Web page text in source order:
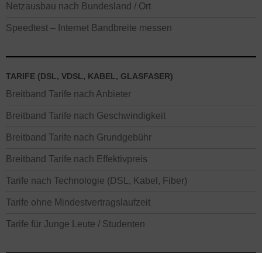
Netzausbau nach Bundesland / Ort
Speedtest – Internet Bandbreite messen
TARIFE (DSL, VDSL, KABEL, GLASFASER)
Breitband Tarife nach Anbieter
Breitband Tarife nach Geschwindigkeit
Breitband Tarife nach Grundgebühr
Breitband Tarife nach Effektivpreis
Tarife nach Technologie (DSL, Kabel, Fiber)
Tarife ohne Mindestvertragslaufzeit
Tarife für Junge Leute / Studenten